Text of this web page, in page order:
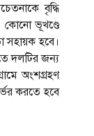
বৃদ্ধি
ভূখণ্ডে
সহায়ক হবে।
দলটির জন্য
অংশগ্রহণ
করতে হবে